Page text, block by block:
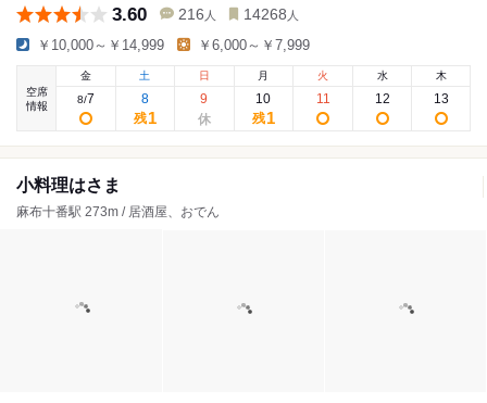
3.60 216 人 14268 人
￥10,000～￥14,999 ￥6,000～￥7,999
空席
情報
金
8/7
土
8
残1
日
9
月
10
残1
火
11
水
12
木
13
小料理はさま
麻布十番駅 273m / 居酒屋、おでん